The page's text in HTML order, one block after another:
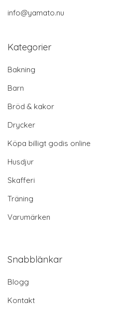
info@yamato.nu
Kategorier
Bakning
Barn
Bröd & kakor
Drycker
Köpa billigt godis online
Husdjur
Skafferi
Träning
Varumärken
Snabblänkar
Blogg
Kontakt